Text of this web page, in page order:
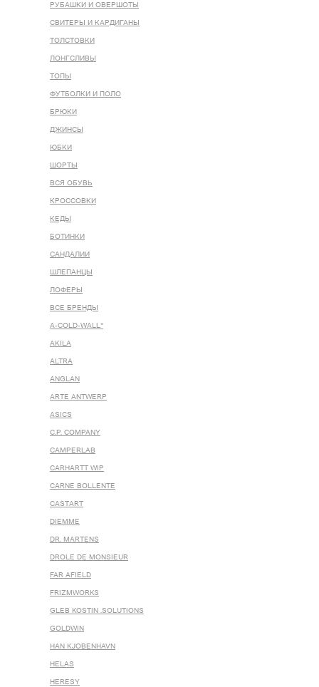
РУБАШКИ И ОВЕРШОТЫ
СВИТЕРЫ И КАРДИГАНЫ
ТОЛСТОВКИ
ЛОНГСЛИВЫ
ТОПЫ
ФУТБОЛКИ И ПОЛО
БРЮКИ
ДЖИНСЫ
ЮБКИ
ШОРТЫ
ВСЯ ОБУВЬ
КРОССОВКИ
КЕДЫ
БОТИНКИ
САНДАЛИИ
ШЛЕПАНЦЫ
ЛОФЕРЫ
ВСЕ БРЕНДЫ
A-COLD-WALL*
AKILA
ALTRA
ANGLAN
ARTE ANTWERP
ASICS
C.P. COMPANY
CAMPERLAB
CARHARTT WIP
CARNE BOLLENTE
CASTART
DIEMME
DR. MARTENS
DROLE DE MONSIEUR
FAR AFIELD
FRIZMWORKS
GLEB KOSTIN .SOLUTIONS
GOLDWIN
HAN KJOBENHAVN
HELAS
HERESY